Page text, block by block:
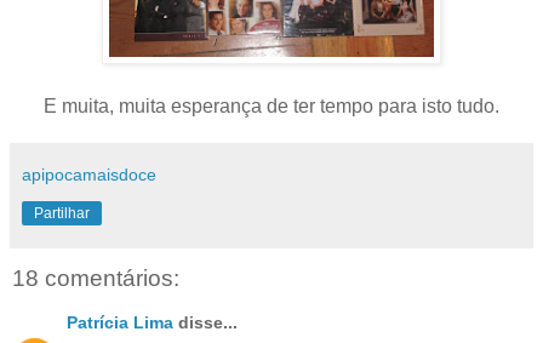
E muita, muita esperança de ter tempo para isto tudo.
apipocamaisdoce
Partilhar
18 comentários:
Patrícia Lima disse...